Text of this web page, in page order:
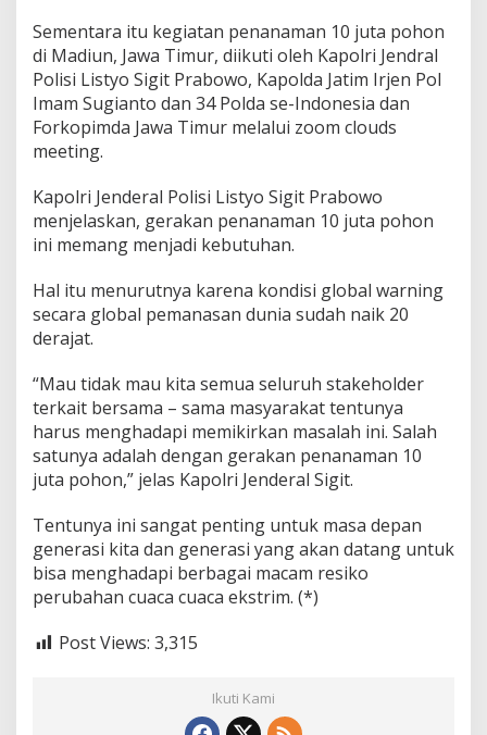
Sementara itu kegiatan penanaman 10 juta pohon
di Madiun, Jawa Timur, diikuti oleh Kapolri Jendral
Polisi Listyo Sigit Prabowo, Kapolda Jatim Irjen Pol
Imam Sugianto dan 34 Polda se-Indonesia dan
Forkopimda Jawa Timur melalui zoom clouds
meeting.
Kapolri Jenderal Polisi Listyo Sigit Prabowo
menjelaskan, gerakan penanaman 10 juta pohon
ini memang menjadi kebutuhan.
Hal itu menurutnya karena kondisi global warning
secara global pemanasan dunia sudah naik 20
derajat.
“Mau tidak mau kita semua seluruh stakeholder
terkait bersama – sama masyarakat tentunya
harus menghadapi memikirkan masalah ini. Salah
satunya adalah dengan gerakan penanaman 10
juta pohon,” jelas Kapolri Jenderal Sigit.
Tentunya ini sangat penting untuk masa depan
generasi kita dan generasi yang akan datang untuk
bisa menghadapi berbagai macam resiko
perubahan cuaca cuaca ekstrim. (*)
Post Views: 3,315
Ikuti Kami